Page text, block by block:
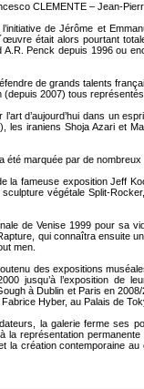
CLEMENTE – Jean-
de Jérôme et
était alors pourtant
A.R. Penck depuis 1996 ou
de grands talents
(depuis 2007) tous
d’aujourd’hui dans un
les iraniens Shoja Azari et
marquée par de nombreux
la fameuse exposition Jeff
végétale Split-
de Venise 1999 pour sa
qui connaîtra ensuite
men.
des expositions
jusqu’à l’exposition de
à Dublin et Paris en
Hyber, au Palais de
la galerie ferme ses
la représentation
la création contemporaine